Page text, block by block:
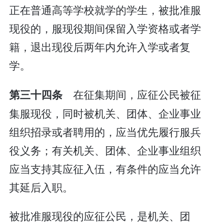
正在普通高等学校就学的学生，被批准服
现役的，服现役期间保留入学资格或者学
籍，退出现役后两年内允许入学或者复
学。
第三十四条 在征集期间，应征公民被征
集服现役，同时被机关、团体、企业事业
组织招录或者聘用的，应当优先履行服兵
役义务；有关机关、团体、企业事业组织
应当支持其应征入伍，有条件的应当允许
其延后入职。
被批准服现役的应征公民，是机关、团